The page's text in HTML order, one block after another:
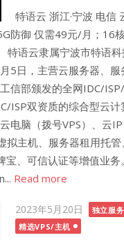
特语云 浙江·宁波 电信
防御 仅需49元/月；16
特语云隶属宁波市特语
5日，主营云服务器、服
信部颁发的全网IDC/
ISP双资质的综合型云
电脑（拨号VPS）、云
拟主机、服务器租用托管
宝、可信认证等增值业务
Read more
Posted
on
2023年5月20日
独立服
精选VPS/主机